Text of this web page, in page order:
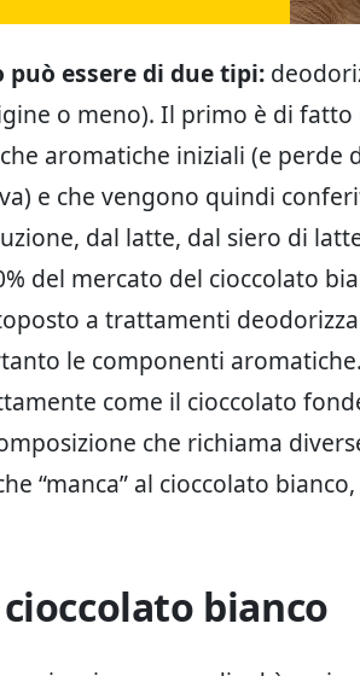
essere di due tipi:
o meno). Il primo è di fatto
aromatiche iniziali (e perde
e che vengono quindi
dal latte, dal siero di
del mercato del cioccolato
a trattamenti
le componenti
come il cioccolato
che richiama
“manca” al cioccolato
bianco